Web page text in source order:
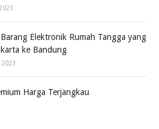
Elektronik Rumah Tangga yang
ke Bandung
Harga Terjangkau